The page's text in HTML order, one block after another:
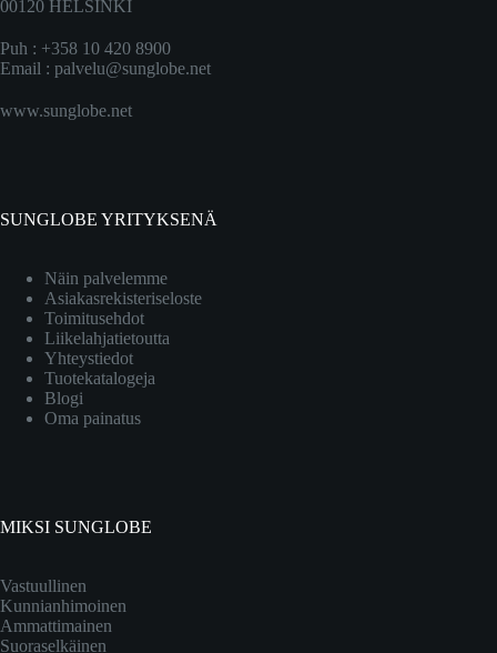
00120 HELSINKI
Puh : +358 10 420 8900
Email : palvelu@sunglobe.net
www.sunglobe.net
SUNGLOBE YRITYKSENÄ
Näin palvelemme
Asiakasrekisteriseloste
Toimitusehdot
Liikelahjatietoutta
Yhteystiedot
Tuotekatalogeja
Blogi
Oma painatus
MIKSI SUNGLOBE
Vastuullinen
Kunnianhimoinen
Ammattimainen
Suoraselkäinen